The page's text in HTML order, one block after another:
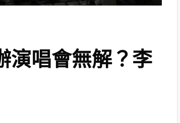
唱會無解？李